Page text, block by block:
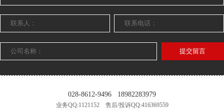
提交留言
028-8612-9496 18982283979
业务QQ:1121152 售后/投诉QQ:416369559